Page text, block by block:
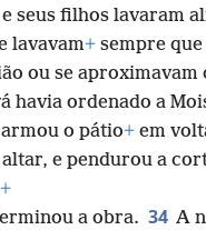
seus filhos lavaram
lavavam+ sempre
ou se aproximavam
havia ordenado a
o pátio+ em
e pendurou a
+
a obra. 34 A